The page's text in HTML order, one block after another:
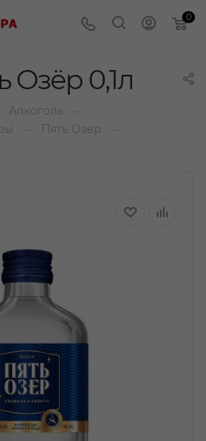
0
Озёр 0,1л
Алкоголь
Пять Озер